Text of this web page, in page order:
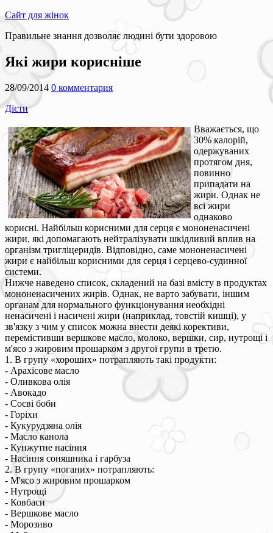
Сайт для жінок
Правильне знання дозволяє людині бути здоровою
Які жири корисніше
28/09/2014 0 комментария
Дієти
Вважається, що
30% калорій,
одержуваних
протягом дня,
повинно
припадати на
жири. Однак не
всі жири
однаково
корисні. Найбільш корисними для серця є мононенасичені
жири, які допомагають нейтралізувати шкідливий вплив на
організм тригліцеридів. Відповідно, саме мононенасичені
жири є найбільш корисними для серця і серцево-судинної
системи.
Нижче наведено список, складений на базі вмісту в продуктах
мононенасичених жирів. Однак, не варто забувати, іншим
органам для нормального функціонування необхідні
ненасичені і насичені жири (наприклад, товстій кишці), у
зв'язку з чим у список можна внести деякі корективи,
перемістивши вершкове масло, молоко, вершки, сир, нутрощі і
м'ясо з жировим прошарком з другої групи в третю.
1. В групу «хороших» потрапляють такі продукти:
- Арахісове масло
- Оливкова олія
- Авокадо
- Соєві боби
- Горіхи
- Кукурудзяна олія
- Масло канола
- Кунжутне насіння
- Насіння соняшника і гарбуза
2. В групу «поганих» потрапляють:
- М'ясо з жировим прошарком
- Нутрощі
- Ковбаси
- Вершкове масло
- Морозиво